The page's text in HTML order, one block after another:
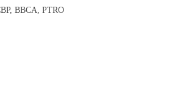
BBCA, PTRO